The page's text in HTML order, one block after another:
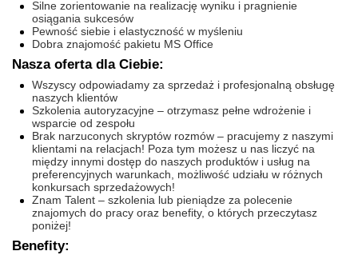
Silne zorientowanie na realizację wyniku i pragnienie
osiągania sukcesów
Pewność siebie i elastyczność w myśleniu
Dobra znajomość pakietu MS Office
Nasza oferta dla Ciebie:
Wszyscy odpowiadamy za sprzedaż i profesjonalną obsługę
naszych klientów
Szkolenia autoryzacyjne – otrzymasz pełne wdrożenie i
wsparcie od zespołu
Brak narzuconych skryptów rozmów – pracujemy z naszymi
klientami na relacjach! Poza tym możesz u nas liczyć na
między innymi dostęp do naszych produktów i usług na
preferencyjnych warunkach, możliwość udziału w różnych
konkursach sprzedażowych!
Znam Talent – szkolenia lub pieniądze za polecenie
znajomych do pracy oraz benefity, o których przeczytasz
poniżej!
Benefity: